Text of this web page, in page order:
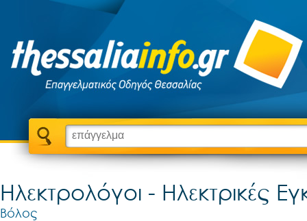
Ηλεκτρολόγοι - Ηλεκτρικές
Βόλος